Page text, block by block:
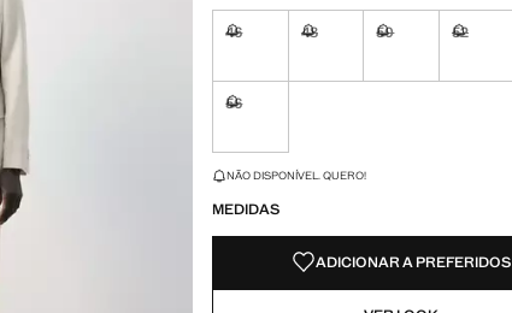
46 48 50 52
56
ÚLTIMAS UNIDADES!
NÃO DISPONÍVEL. QUERO!
MEDIDAS
ADICIONAR A PREFERIDOS